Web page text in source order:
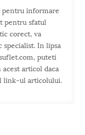
pentru informare
pentru sfatul
corect, va
specialist. In lipsa
puteti
articol daca
link-ul articolului.